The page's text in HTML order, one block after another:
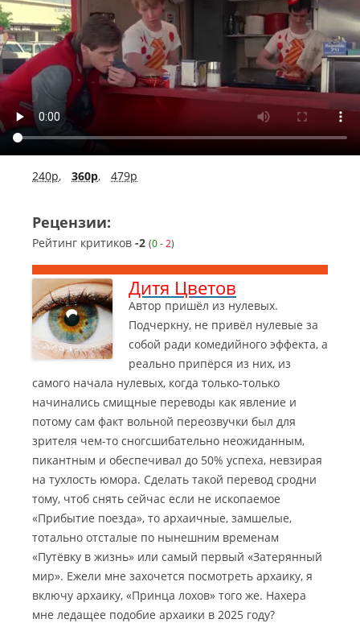
240p, 360p, 479p
Рецензии:
Рейтинг критиков -2 (0- 2)
Дитя Цветов
Автор пришёл из нулевых.
Подчеркну, не привёл нулевые за
собой ради комедийного эффекта, а
реально припёрся из них, из
самого начала нулевых, когда только-только
начинались смищные переводы как явление и
потому сам факт вольной переозвучки был для
зрителя чем-то сногсшибательно неожиданным,
пикантным и обеспечивал до 50% успеха, невзирая
на тухлость юмора. Сделать такой перевод сродни
тому, чтоб снять сейчас если не ископаемое
«Прибытие поезда», то архаичные, замшелые,
тотально отсталые по нынешним временам
«Путёвку в жизнь» или самый первый «Затерянный
мир». Ежели мне захочется посмотреть архаику, я
включу архаику, «Принца лохов» того же. Нахера
мне ледащее подобие архаики в 2025 году?